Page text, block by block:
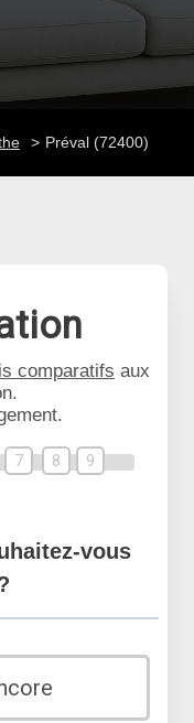
Préval (72400)
comparatifs aux
7 8 9
vous